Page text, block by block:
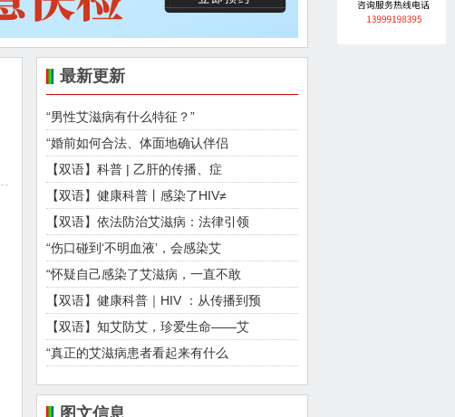
最新更新
“男性艾滋病有什么特征？”
“婚前如何合法、体面地确认伴侣
【双语】科普 | 乙肝的传播、症
【双语】健康科普丨感染了HIV≠
【双语】依法防治艾滋病：法律引领
“伤口碰到‘不明血液’，会感染艾
“怀疑自己感染了艾滋病，一直不敢
【双语】健康科普｜HIV ：从传播到预
【双语】知艾防艾，珍爱生命——艾
“真正的艾滋病患者看起来有什么
图文信息